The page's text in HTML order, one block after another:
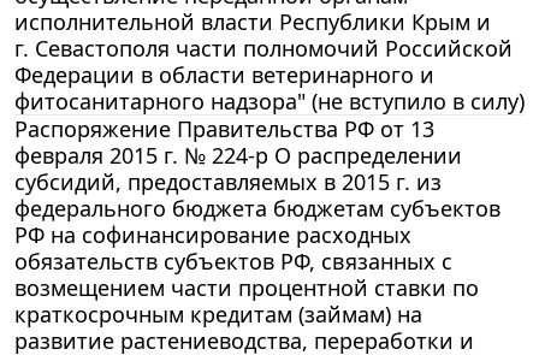
исполнительной власти Республики Крым и
г. Севастополя части полномочий Российской
Федерации в области ветеринарного и
фитосанитарного надзора" (не вступило в силу)
Распоряжение Правительства РФ от 13
февраля 2015 г. № 224-р О распределении
субсидий, предоставляемых в 2015 г. из
федерального бюджета бюджетам субъектов
РФ на софинансирование расходных
обязательств субъектов РФ, связанных с
возмещением части процентной ставки по
краткосрочным кредитам (займам) на
развитие растениеводства, переработки и